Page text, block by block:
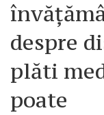
despre
plăti
poate